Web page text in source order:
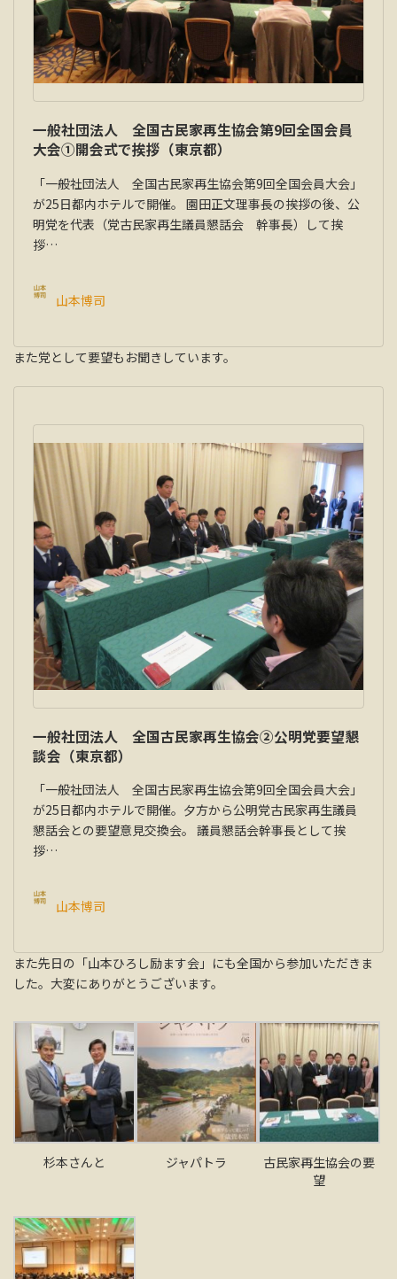
一般社団法人 全国古民家再生協会第9回全国会員
大会①開会式で挨拶（東京都）
「一般社団法人 全国古民家再生協会第9回全国会員大会」
が25日都内ホテルで開催。 園田正文理事長の挨拶の後、公
明党を代表（党古民家再生議員懇話会 幹事長）して挨
拶…
山本博司
また党として要望もお聞きしています。
一般社団法人 全国古民家再生協会②公明党要望懇
談会（東京都）
「一般社団法人 全国古民家再生協会第9回全国会員大会」
が25日都内ホテルで開催。夕方から公明党古民家再生議員
懇話会との要望意見交換会。 議員懇話会幹事長として挨
拶…
山本博司
また先日の「山本ひろし励ます会」にも全国から参加いただきま
した。大変にありがとうございます。
杉本さんと ジャパトラ
古民家再生協会の要
望